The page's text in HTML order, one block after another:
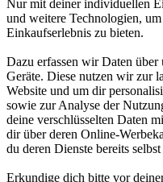
Nur mit deiner individuellen
und weitere Technologien,
Einkaufserlebnis zu bieten.
Dazu erfassen wir Daten über
Geräte. Diese nutzen wir zur
Website und um dir
sowie zur Analyse der
deine verschlüsselten Daten
dir über deren Online-
du deren Dienste bereits
Erkundige dich bitte vor